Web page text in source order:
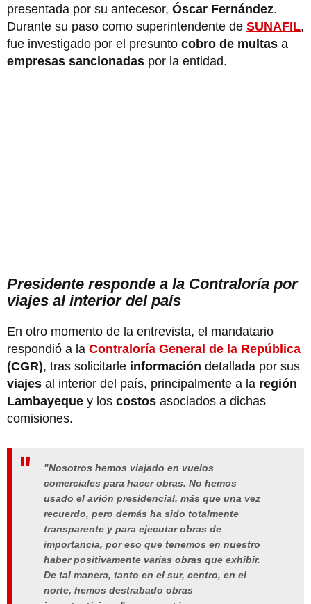
presentada por su antecesor, Óscar Fernández.
Durante su paso como superintendente de SUNAFIL,
fue investigado por el presunto cobro de multas a
empresas sancionadas por la entidad.
Presidente responde a la Contraloría por
viajes al interior del país
En otro momento de la entrevista, el mandatario
respondió a la Contraloría General de la República
(CGR), tras solicitarle información detallada por sus
viajes al interior del país, principalmente a la región
Lambayeque y los costos asociados a dichas
comisiones.
"Nosotros hemos viajado en vuelos
comerciales para hacer obras. No hemos
usado el avión presidencial, más que una vez
recuerdo, pero demás ha sido totalmente
transparente y para ejecutar obras de
importancia, por eso que tenemos en nuestro
haber positivamente varias obras que exhibir.
De tal manera, tanto en el sur, centro, en el
norte, hemos destrabado obras